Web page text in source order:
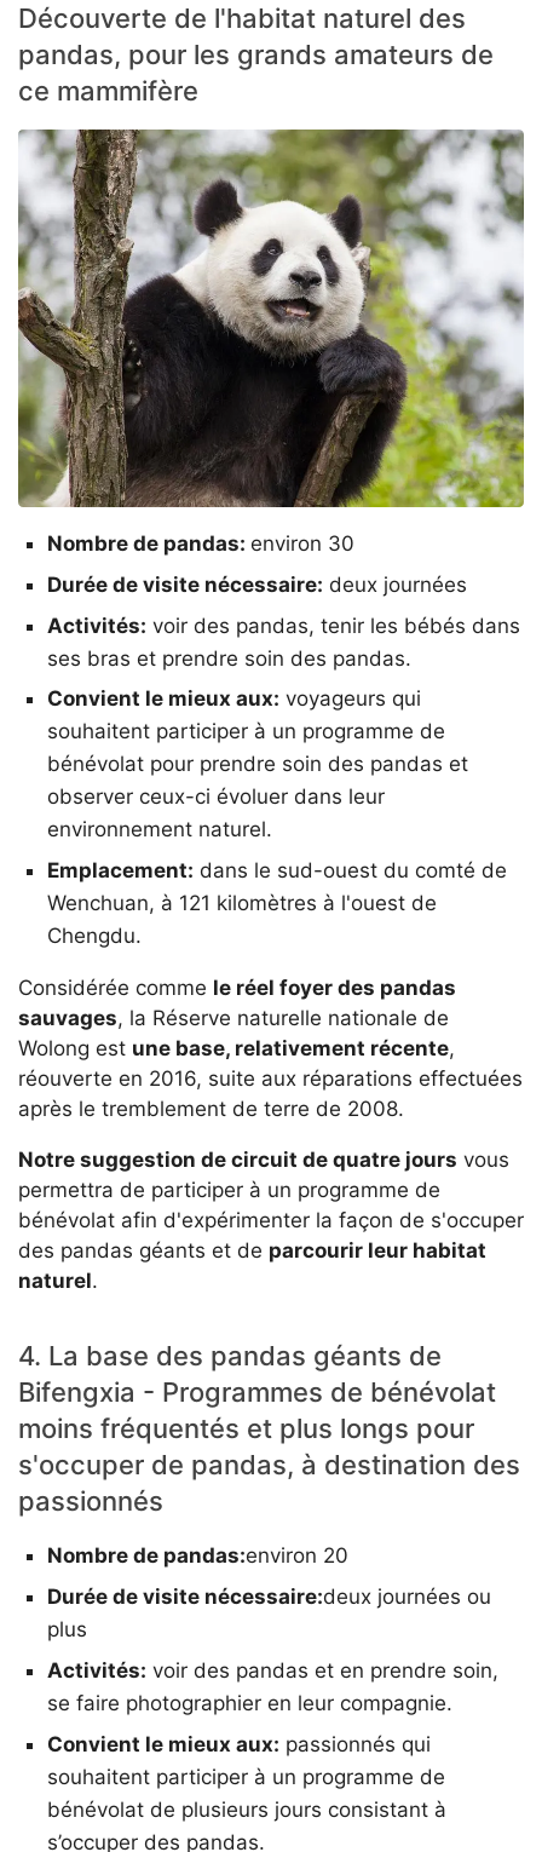
Découverte de l'habitat naturel des
pandas, pour les grands amateurs de
ce mammifère
Nombre de pandas: environ 30
Durée de visite nécessaire: deux journées
Activités: voir des pandas, tenir les bébés dans
ses bras et prendre soin des pandas.
Convient le mieux aux: voyageurs qui
souhaitent participer à un programme de
bénévolat pour prendre soin des pandas et
observer ceux-ci évoluer dans leur
environnement naturel.
Emplacement: dans le sud-ouest du comté de
Wenchuan, à 121 kilomètres à l'ouest de
Chengdu.
Considérée comme le réel foyer des pandas
sauvages, la Réserve naturelle nationale de
Wolong est une base, relativement récente,
réouverte en 2016, suite aux réparations effectuées
après le tremblement de terre de 2008.
Notre suggestion de circuit de quatre jours vous
permettra de participer à un programme de
bénévolat afin d'expérimenter la façon de s'occuper
des pandas géants et de parcourir leur habitat
naturel.
4. La base des pandas géants de
Bifengxia - Programmes de bénévolat
moins fréquentés et plus longs pour
s'occuper de pandas, à destination des
passionnés
Nombre de pandas:environ 20
Durée de visite nécessaire:deux journées ou
plus
Activités: voir des pandas et en prendre soin,
se faire photographier en leur compagnie.
Convient le mieux aux: passionnés qui
souhaitent participer à un programme de
bénévolat de plusieurs jours consistant à
s’occuper des pandas.